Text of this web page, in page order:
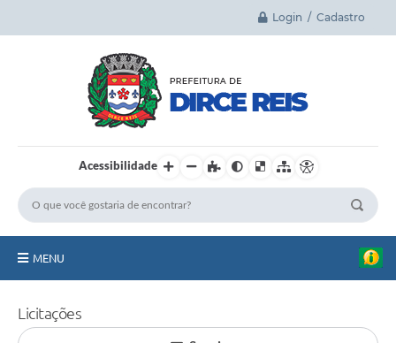
Login / Cadastro
Acessibilidade
MENU
A Cidade
Licitações